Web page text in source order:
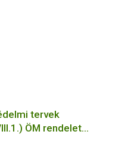
tervek
ÖM rendelet